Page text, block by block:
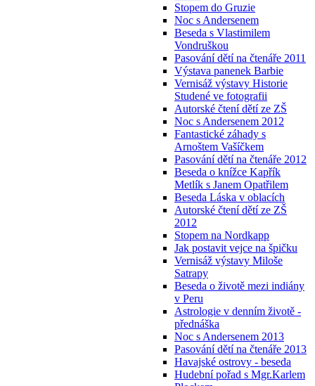
Stopem do Gruzie
Noc s Andersenem
Beseda s Vlastimilem
Vondruškou
Pasování dětí na čtenáře 2011
Výstava panenek Barbie
Vernisáž výstavy Historie
Studené ve fotografii
Autorské čtení dětí ze ZŠ
Noc s Andersenem 2012
Fantastické záhady s
Arnoštem Vašíčkem
Pasování dětí na čtenáře 2012
Beseda o knížce Kapřík
Metlík s Janem Opatřilem
Beseda Láska v oblacích
Autorské čtení dětí ze ZŠ
2012
Stopem na Nordkapp
Jak postavit vejce na špičku
Vernisáž výstavy Miloše
Satrapy
Beseda o životě mezi indiány
v Peru
Astrologie v denním životě -
přednáška
Noc s Andersenem 2013
Pasování dětí na čtenáře 2013
Havajské ostrovy - beseda
Hudební pořad s Mgr.Karlem